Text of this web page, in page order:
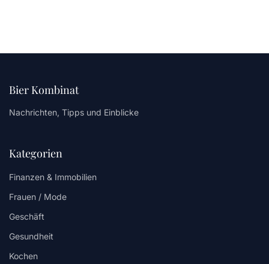
Bier Kombinat
Nachrichten, Tipps und Einblicke
Kategorien
Finanzen & Immobilien
Frauen / Mode
Geschäft
Gesundheit
Kochen